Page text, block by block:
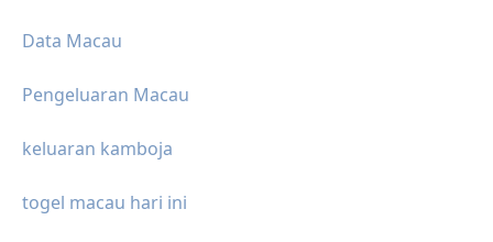
Data Macau
Pengeluaran Macau
keluaran kamboja
togel macau hari ini